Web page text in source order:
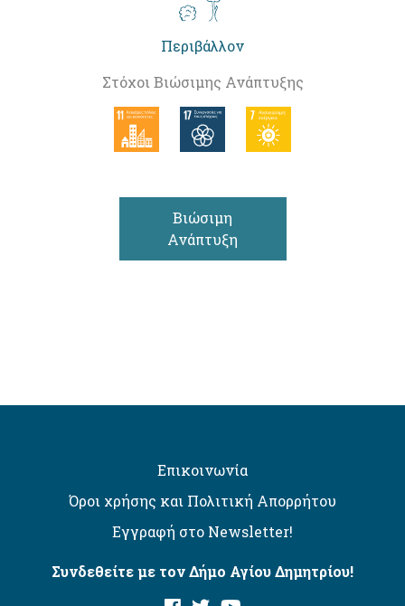
Περιβάλλον
Στόχοι Βιώσιμης Ανάπτυξης
Βιώσιμη
Ανάπτυξη
Επικοινωνία
Όροι χρήσης και Πολιτική Απορρήτου
Εγγραφή στο Newsletter!
Συνδεθείτε με τον Δήμο Αγίου Δημητρίου!